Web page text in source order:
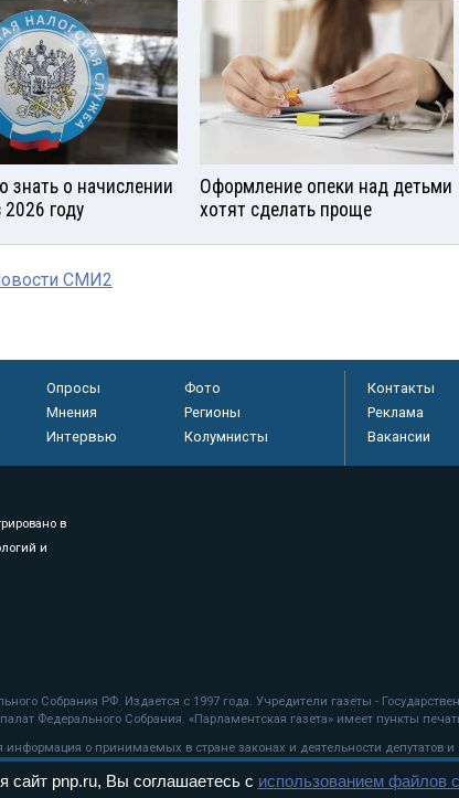
знать о начислении
2026 году
Оформление опеки над детьми
хотят сделать проще
СМИ2
Опросы
Фото
Мнения
Регионы
Интервью Колумнисты
Контакты
Реклама
Вакансии
в
и
Собрания РФ. Издается с 1997 года. Учредители газеты -
Федерального Собрания. «Парламентская газета» имеет пункты
о принимаемых в стране законах и деятельности депутатов
сайт pnp.ru, Вы соглашаетесь с использованием файлов